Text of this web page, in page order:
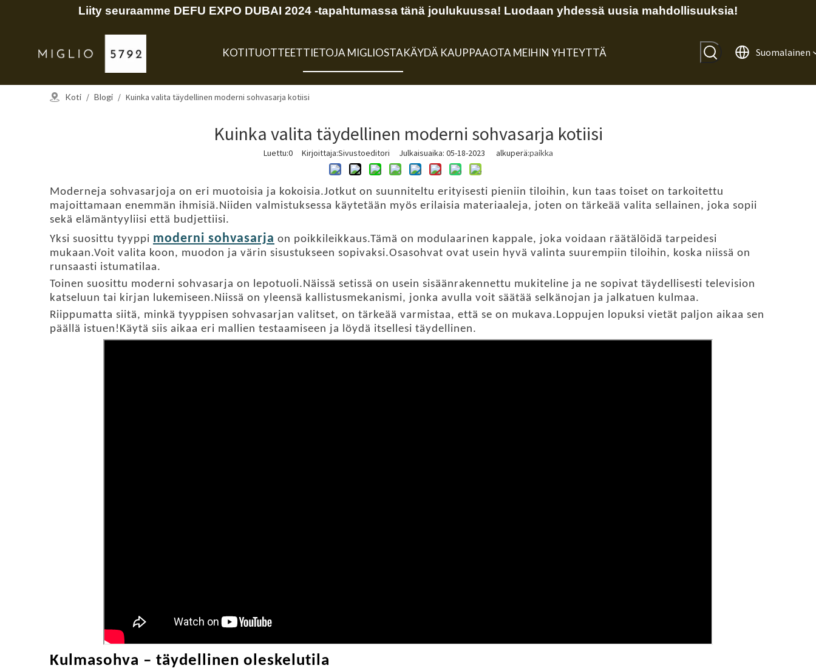
Liity seuraamme DEFU EXPO DUBAI 2024 -tapahtumassa tänä joulukuussa! Luodaan yhdessä uusia mahdollisuuksia!
KOTITUOTTEETTIETOJA MIGLIOSTAKÄYDÄ KAUPPAAOTA MEIHIN YHTEYTTÄ Suomalainen
Koti / Blogi / Kuinka valita täydellinen moderni sohvasarja kotiisi
Kuinka valita täydellinen moderni sohvasarja kotiisi
Luettu:0Kirjoittaja:Sivustoeditori Julkaisuaika: 05-18-2023 alkuperä:paikka
Moderneja sohvasarjoja on eri muotoisia ja kokoisia.Jotkut on suunniteltu erityisesti pieniin tiloihin, kun taas toiset on tarkoitettu
majoittamaan enemmän ihmisiä.Niiden valmistuksessa käytetään myös erilaisia ​​materiaaleja, joten on tärkeää valita sellainen, joka sopii
sekä elämäntyyliisi että budjettiisi.
Yksi suosittu tyyppi moderni sohvasarja on poikkileikkaus.Tämä on modulaarinen kappale, joka voidaan räätälöidä tarpeidesi
mukaan.Voit valita koon, muodon ja värin sisustukseen sopivaksi.Osasohvat ovat usein hyvä valinta suurempiin tiloihin, koska niissä on
runsaasti istumatilaa.
Toinen suosittu moderni sohvasarja on lepotuoli.Näissä setissä on usein sisäänrakennettu mukiteline ja ne sopivat täydellisesti television
katseluun tai kirjan lukemiseen.Niissä on yleensä kallistusmekanismi, jonka avulla voit säätää selkänojan ja jalkatuen kulmaa.
Riippumatta siitä, minkä tyyppisen sohvasarjan valitset, on tärkeää varmistaa, että se on mukava.Loppujen lopuksi vietät paljon aikaa sen
päällä istuen!Käytä siis aikaa eri mallien testaamiseen ja löydä itsellesi täydellinen.
Kulmasohva – täydellinen oleskelutila